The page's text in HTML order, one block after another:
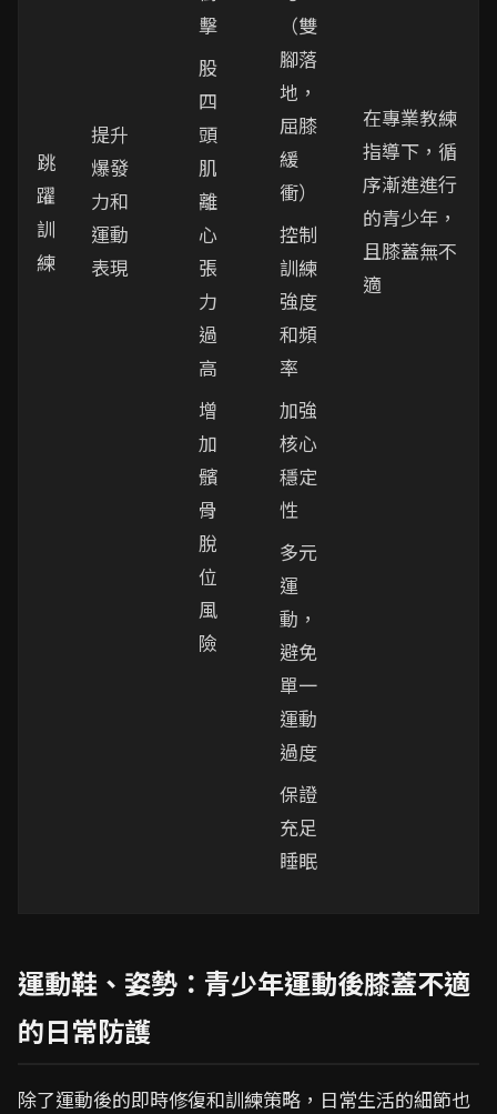
跳
躍
訓
練
提升
爆發
力和
運動
表現
擊
股
四
頭
肌
離
心
張
力
過
高
增
加
髕
骨
脫
位
風
險
（雙
腳落
地，
屈膝
緩
衝）
控制
訓練
強度
和頻
率
加強
核心
穩定
性
多元
運
動，
避免
單一
運動
過度
保證
充足
睡眠
在專業教練
指導下，循
序漸進進行
的青少年，
且膝蓋無不
適
運動鞋、姿勢：青少年運動後膝蓋不適
的日常防護
除了運動後的即時修復和訓練策略，日常生活的細節也